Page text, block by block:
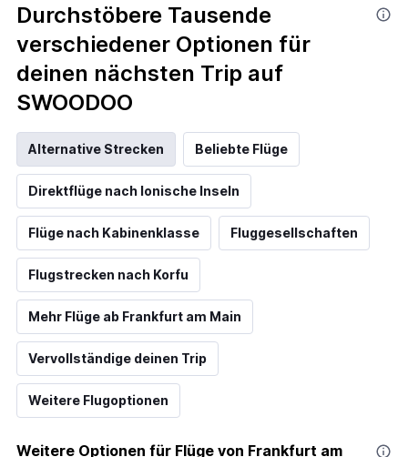
Durchstöbere Tausende
verschiedener Optionen für
deinen nächsten Trip auf
SWOODOO
Alternative Strecken Beliebte Flüge
Direktflüge nach Ionische Inseln
Flüge nach Kabinenklasse Fluggesellschaften
Flugstrecken nach Korfu
Mehr Flüge ab Frankfurt am Main
Vervollständige deinen Trip
Weitere Flugoptionen
Weitere Optionen für Flüge von Frankfurt am